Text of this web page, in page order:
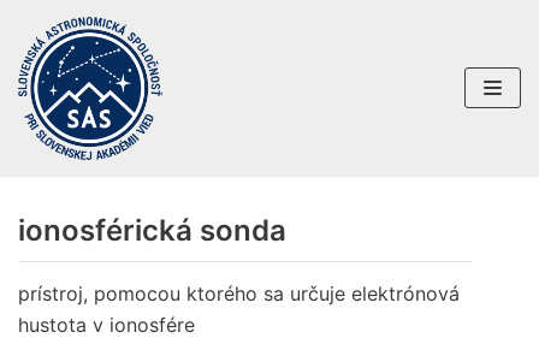
Preskočiť
na
obsah
ionosférická sonda
prístroj, pomocou ktorého sa určuje elektrónová
hustota v ionosfére